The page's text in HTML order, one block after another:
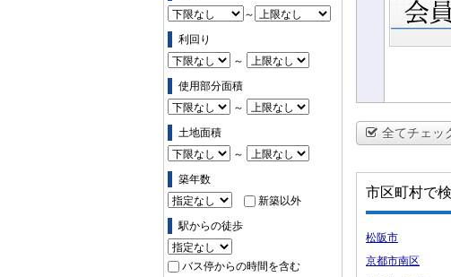
～
利回り
～
使用部分面積
～
土地面積
～
築年数
新築以外
駅からの徒歩
バス停からの時間を含む
全てチェッ
市区町村で
松阪市
京都市南区